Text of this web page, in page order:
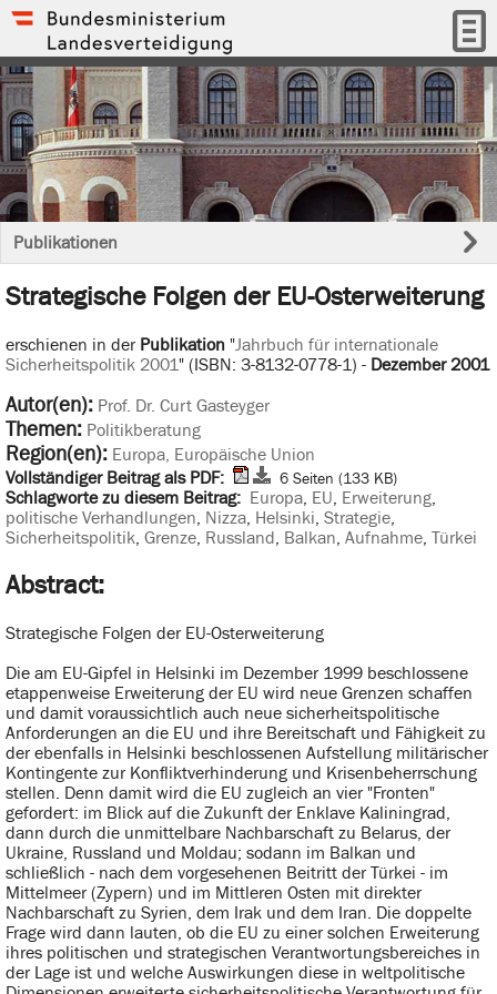
Publikationen
Strategische Folgen der EU-Osterweiterung
erschienen in der Publikation"Jahrbuch für internationale
Sicherheitspolitik 2001" (ISBN: 3-8132-0778-1) - Dezember 2001
Autor(en): Prof. Dr. Curt Gasteyger
Themen: Politikberatung
Region(en): Europa, Europäische Union
Vollständiger Beitrag als PDF:
6 Seiten (133 KB)
Schlagworte zu diesem Beitrag: Europa, EU, Erweiterung,
politische Verhandlungen, Nizza, Helsinki, Strategie,
Sicherheitspolitik, Grenze, Russland, Balkan, Aufnahme, Türkei
Abstract:
Strategische Folgen der EU-Osterweiterung
Die am EU-Gipfel in Helsinki im Dezember 1999 beschlossene
etappenweise Erweiterung der EU wird neue Grenzen schaffen
und damit voraussichtlich auch neue sicherheitspolitische
Anforderungen an die EU und ihre Bereitschaft und Fähigkeit zu
der ebenfalls in Helsinki beschlossenen Aufstellung militärischer
Kontingente zur Konfliktverhinderung und Krisenbeherrschung
stellen. Denn damit wird die EU zugleich an vier "Fronten"
gefordert: im Blick auf die Zukunft der Enklave Kaliningrad,
dann durch die unmittelbare Nachbarschaft zu Belarus, der
Ukraine, Russland und Moldau; sodann im Balkan und
schließlich - nach dem vorgesehenen Beitritt der Türkei - im
Mittelmeer (Zypern) und im Mittleren Osten mit direkter
Nachbarschaft zu Syrien, dem Irak und dem Iran. Die doppelte
Frage wird dann lauten, ob die EU zu einer solchen Erweiterung
ihres politischen und strategischen Verantwortungsbereiches in
der Lage ist und welche Auswirkungen diese in weltpolitische